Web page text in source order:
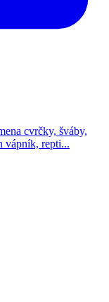
cvrčky, šváby,
vápník, repti...